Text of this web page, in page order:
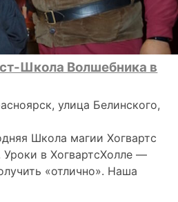
Школа Волшебника в
улица Белинского,
Школа магии Хогвартс
Уроки в ХогвартсХолле —
«отлично». Наша